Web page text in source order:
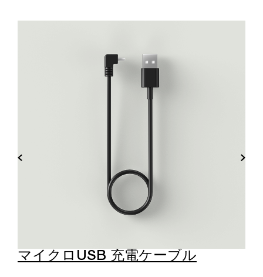
マイクロUSB 充電ケーブル